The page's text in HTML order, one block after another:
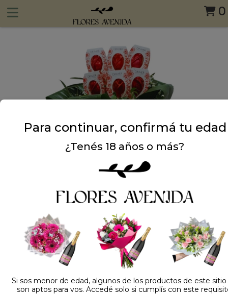
0
Dejá tu opinión
NOMBRE
Para continuar, confirmá tu edad
¿Tenés 18 años o más?
Si sos menor de edad, algunos de los productos de este
son aptos para vos. Accedé solo si cumplís con este